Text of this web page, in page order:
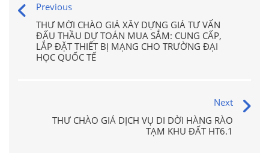
Previous
THƯ MỜI CHÀO GIÁ XÂY DỰNG GIÁ TƯ VẤN
ĐẤU THẦU DỰ TOÁN MUA SẮM: CUNG CẤP,
LẮP ĐẶT THIẾT BỊ MẠNG CHO TRƯỜNG ĐẠI
HỌC QUỐC TẾ
Next
THƯ CHÀO GIÁ DỊCH VỤ DI DỜI HÀNG RÀO
TẠM KHU ĐẤT HT6.1